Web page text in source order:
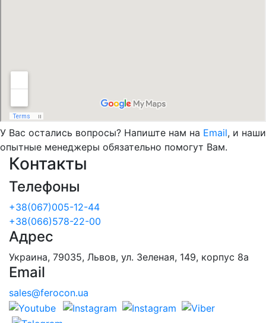
У Вас остались вопросы? Напиште нам на Email, и наши
опытные менеджеры обязательно помогут Вам.
Контакты
Телефоны
+38(067)005-12-44
+38(066)578-22-00
Адрес
Украина, 79035, Львов, ул. Зеленая, 149, корпус 8а
Email
sales@ferocon.ua